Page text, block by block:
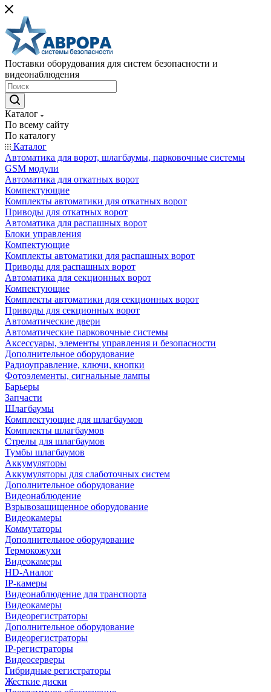
Поставки оборудования для систем безопасности и
видеонаблюдения
Каталог
По всему сайту
По каталогу
Каталог
Автоматика для ворот, шлагбаумы, парковочные системы
GSM модули
Автоматика для откатных ворот
Компектующие
Комплекты автоматики для откатных ворот
Приводы для откатных ворот
Автоматика для распашных ворот
Блоки управления
Компектующие
Комплекты автоматики для распашных ворот
Приводы для распашных ворот
Автоматика для секционных ворот
Компектующие
Комплекты автоматики для секционных ворот
Приводы для секционных ворот
Автоматические двери
Автоматические парковочные системы
Аксессуары, элементы управления и безопасности
Дополнительное оборудование
Радиоуправление, ключи, кнопки
Фотоэлементы, сигнальные лампы
Барьеры
Запчасти
Шлагбаумы
Комплектующие для шлагбаумов
Комплекты шлагбаумов
Стрелы для шлагбаумов
Тумбы шлагбаумов
Аккумуляторы
Аккумуляторы для слаботочных систем
Дополнительное оборудование
Видеонаблюдение
Взрывозащищенное оборудование
Видеокамеры
Коммутаторы
Дополнительное оборудование
Термокожухи
Видеокамеры
HD-Аналог
IP-камеры
Видеонаблюдение для транспорта
Видеокамеры
Видеорегистраторы
Дополнительное оборудование
Видеорегистраторы
IP-регистраторы
Видеосерверы
Гибридные регистраторы
Жесткие диски